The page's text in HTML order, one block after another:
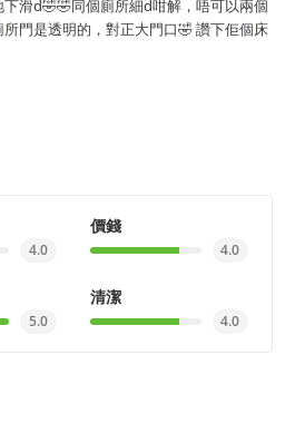
滑d🤣🤣同個廁所細d咁解，唔可以兩個
門是透明的，對正大門口🤣 讚下佢個床
4.0
價錢
4.0
5.0
清潔
4.0